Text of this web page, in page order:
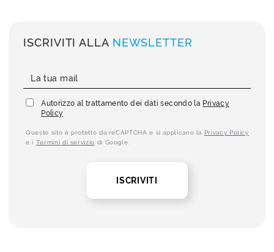
ISCRIVITI ALLA NEWSLETTER
Autorizzo al trattamento dei dati secondo la Privacy
Policy
Questo sito è protetto da reCAPTCHA e si applicano la Privacy Policy
e i Termini di servizio di Google.
ISCRIVITI